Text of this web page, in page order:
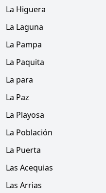
La Higuera
La Laguna
La Pampa
La Paquita
La para
La Paz
La Playosa
La Población
La Puerta
Las Acequias
Las Arrias